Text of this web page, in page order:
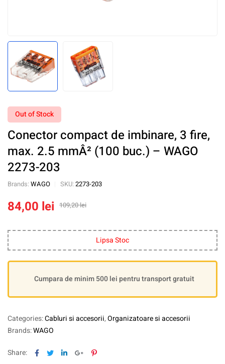
Out of Stock
Conector compact de imbinare, 3 fire,
max. 2.5 mmÂ² (100 buc.) – WAGO
2273-203
Brands: WAGO SKU: 2273-203
109,20lei
84,00 lei
Lipsa Stoc
Cumpara de minim 500 lei pentru transport gratuit
Categories:Cabluri si accesorii,Organizatoare si accesorii
Brands:WAGO
Share: Facebook
TwitterLinkedinGoogle+Pinterest